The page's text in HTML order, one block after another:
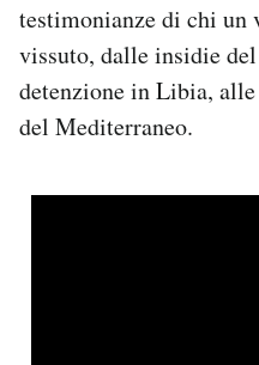
testimonianze di chi
vissuto, dalle insidie
detenzione in Libia,
del Mediterraneo.